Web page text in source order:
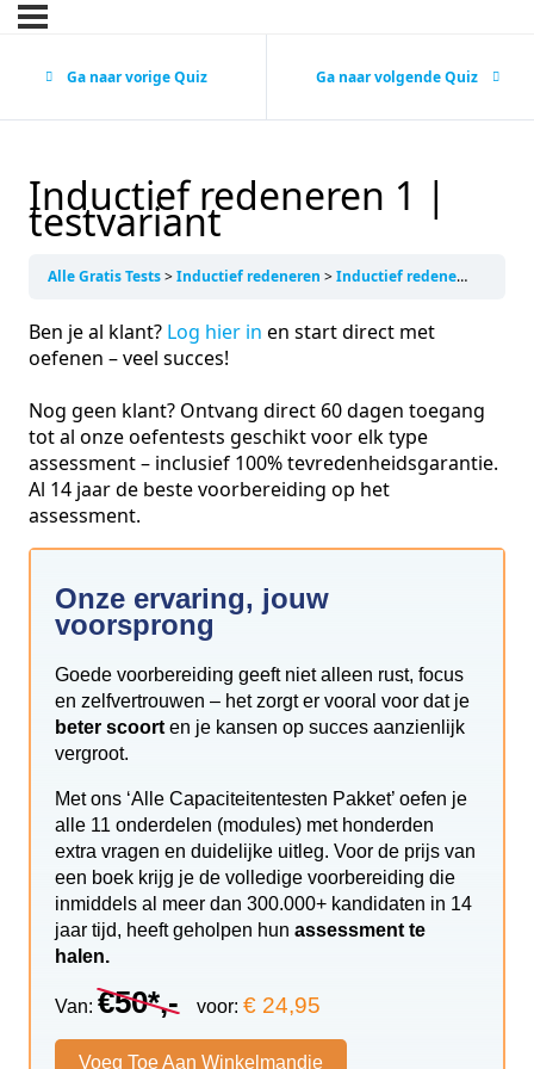
Ga naar vorige Quiz Ga naar volgende Quiz
Inductief redeneren 1 |
testvariant
Alle Gratis Tests Inductief redeneren Inductief redeneren 1 | testvariant
Ben je al klant? Log hier in en start direct met
oefenen – veel succes!
Nog geen klant? Ontvang direct 60 dagen toegang
tot al onze oefentests geschikt voor elk type
assessment – inclusief 100% tevredenheidsgarantie.
Al 14 jaar de beste voorbereiding op het
assessment.
Onze ervaring, jouw
voorsprong
Goede voorbereiding geeft niet alleen rust, focus
en zelfvertrouwen – het zorgt er vooral voor dat je
beter scoort en je kansen op succes aanzienlijk
vergroot.
Met ons ‘Alle Capaciteitentesten Pakket’ oefen je
alle 11 onderdelen (modules) met honderden
extra vragen en duidelijke uitleg. Voor de prijs van
een boek krijg je de volledige voorbereiding die
inmiddels al meer dan 300.000+ kandidaten in 14
jaar tijd, heeft geholpen hun assessment te
halen.
Van: €50*,- voor: € 24,95
Voeg Toe Aan Winkelmandje